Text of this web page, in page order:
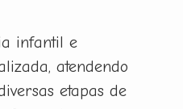
infantil e
atendendo
etapas de